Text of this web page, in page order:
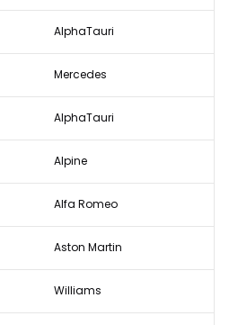
AlphaTauri
Mercedes
AlphaTauri
Alpine
Alfa Romeo
Aston Martin
Williams